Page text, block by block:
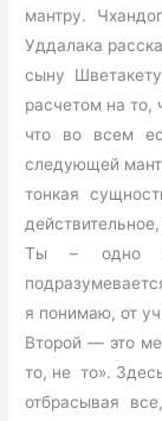
мантру.
Уддалака
сыну
расчетом на то,
что во всем
следующей
тонкая
Ты – одно
я понимаю, от
Второй — это
то, не то».
отбрасывая